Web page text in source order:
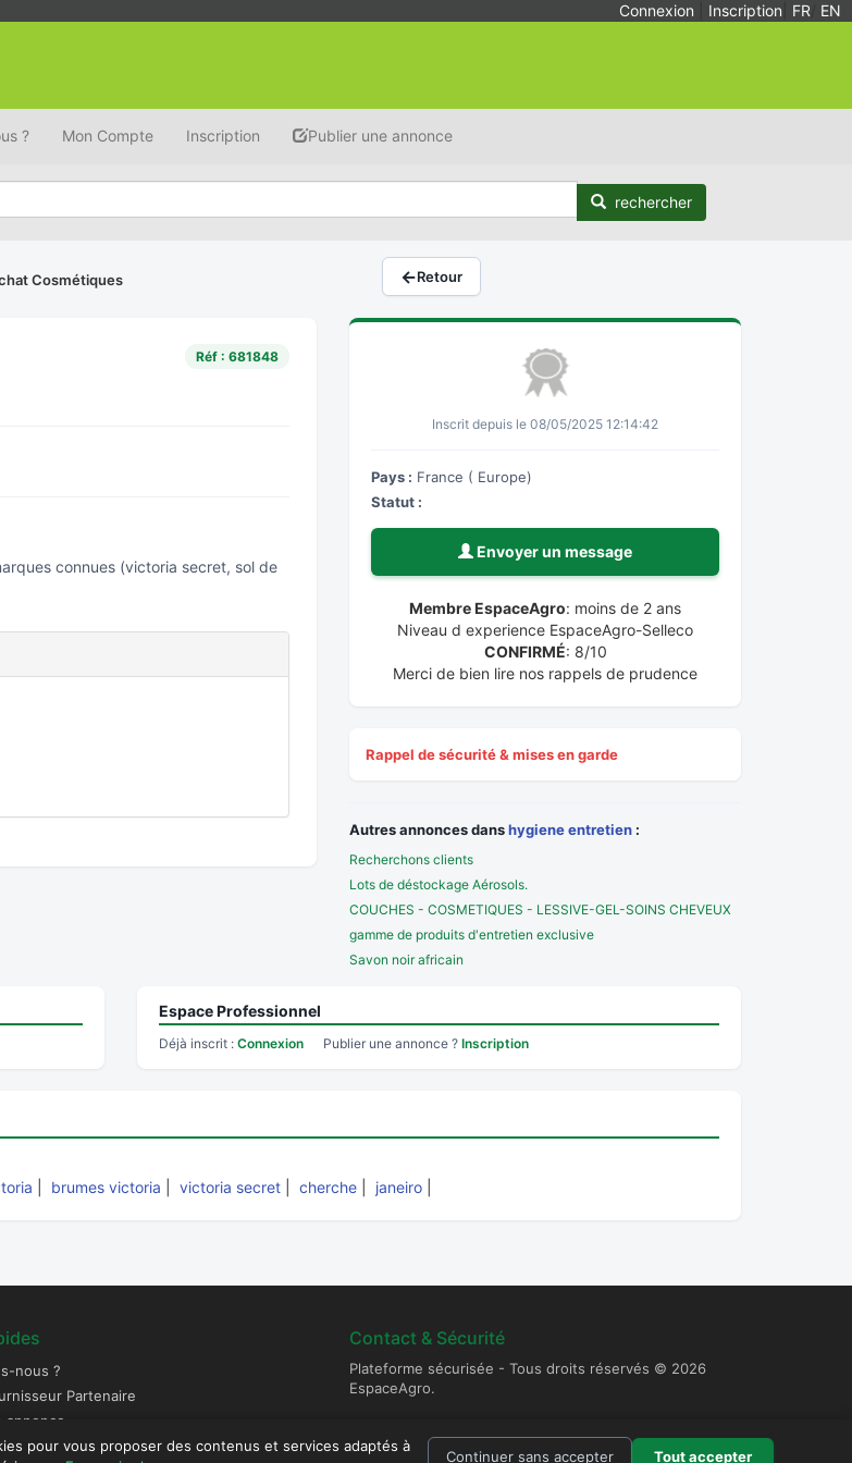
Connexion Inscription FR EN
? Mon Compte Inscription Publier une annonce
rechercher
Cosmétiques ←Retour
Réf : 681848
connues (victoria secret, sol de
Inscrit depuis le 08/05/2025 12:14:42
Pays : France ( Europe)
Statut :
Envoyer un message
Membre EspaceAgro: moins de 2 ans
Niveau d experience EspaceAgro-Selleco
CONFIRMÉ: 8/10
Merci de bien lire nos rappels de prudence
Rappel de sécurité & mises en garde
Autres annonces danshygiene entretien :
Recherchons clients
Lots de déstockage Aérosols.
COUCHES - COSMETIQUES - LESSIVE-GEL-SOINS CHEVEUX
gamme de produits d'entretien exclusive
Savon noir africain
Espace Professionnel
Déjà inscrit : Connexion Publier une annonce ? Inscription
brumes victoria victoria secret cherche janeiro
nous ?
Partenaire
annonce
Contact & Sécurité
Plateforme sécurisée - Tous droits réservés © 2026
EspaceAgro.
pour vous proposer des contenus et services adaptés à
Continuer sans accepter Tout accepter